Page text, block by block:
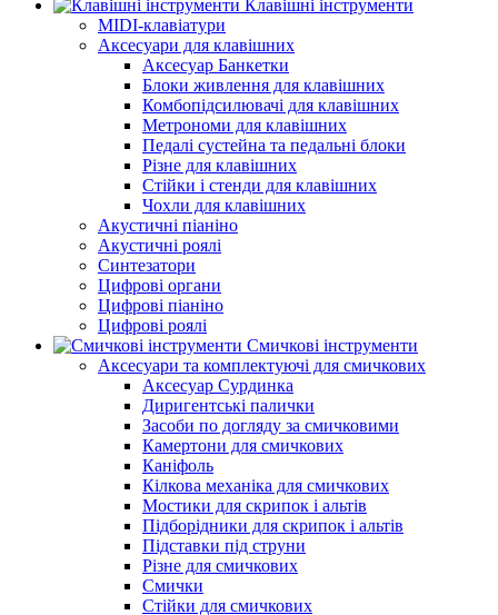
Клавішні інструменти
MIDI-клавіатури
Аксесуари для клавішних
Аксесуар Банкетки
Блоки живлення для клавішних
Комбопідсилювачі для клавішних
Метрономи для клавішних
Педалі сустейна та педальні блоки
Різне для клавішних
Стійки і стенди для клавішних
Чохли для клавішних
Акустичні піаніно
Акустичні роялі
Синтезатори
Цифрові органи
Цифрові піаніно
Цифрові роялі
Смичкові інструменти
Аксесуари та комплектуючі для смичкових
Аксесуар Сурдинка
Диригентські палички
Засоби по догляду за смичковими
Камертони для смичкових
Каніфоль
Кілкова механіка для смичкових
Мостики для скрипок і альтів
Підборiдники для скрипок і альтів
Підставки під струни
Різне для смичкових
Смички
Стійки для смичкових